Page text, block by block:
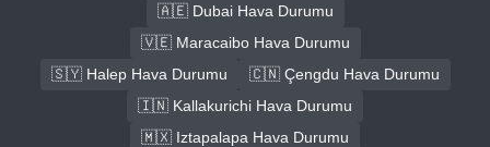
🇦🇪 Dubai Hava Durumu
🇻🇪 Maracaibo Hava Durumu
🇸🇾 Halep Hava Durumu
🇨🇳 Çengdu Hava Durumu
🇮🇳 Kallakurichi Hava Durumu
🇲🇽 Iztapalapa Hava Durumu